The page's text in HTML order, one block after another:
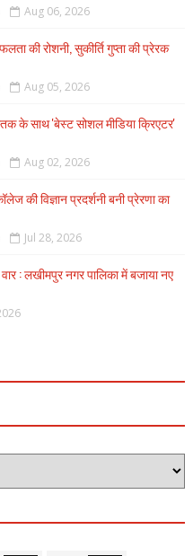
Aug 06, 2026
की रोशनी, सुकीर्ति गुप्ता की प्रेरक
Aug 05, 2026
के साथ 'बेस्ट सोशल मीडिया क्रिएटर'
Aug 02, 2026
की विज्ञान प्रदर्शनी बनी प्रेरणा का
Jul 28, 2026
: लखीमपुर नगर पालिका में बजाया नए